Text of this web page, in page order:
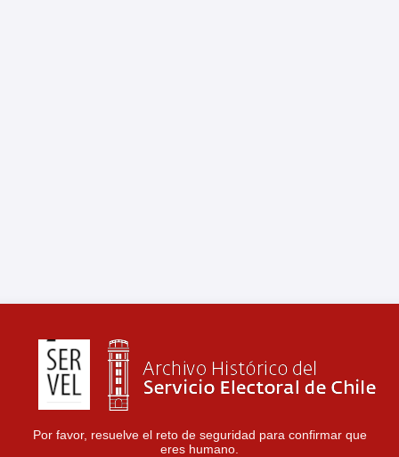
Por favor, resuelve el reto de seguridad para confirmar que
eres humano.